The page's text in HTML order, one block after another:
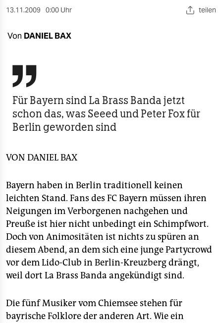
berlin
nord
verlag
verlag
veranstaltungen
fragen & hilfe
unterstützen
abo
genossenschaft
epaper login
13.11.2009 0:00 Uhr teilen
Von DANIEL BAX

Für Bayern sind La Brass Banda jetzt
schon das, was Seeed und Peter Fox für
Berlin geworden sind
VON DANIEL BAX
Bayern haben in Berlin traditionell keinen
leichten Stand. Fans des FC Bayern müssen ihren
Neigungen im Verborgenen nachgehen und
Preuße ist hier nicht unbedingt ein Schimpfwort.
Doch von Animositäten ist nichts zu spüren an
diesem Abend, an dem sich eine junge Partycrowd
vor dem Lido-Club in Berlin-Kreuzberg drängt,
weil dort La Brass Banda angekündigt sind.
Die fünf Musiker vom Chiemsee stehen für
bayrische Folklore der anderen Art. Wie ein